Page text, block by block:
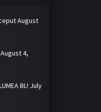
August
August 4,
BL! July